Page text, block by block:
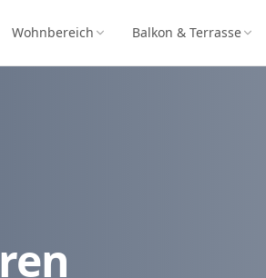
Wohnbereich Balkon & Terrasse